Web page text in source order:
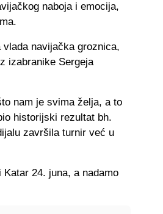
naboja i emocija,
navijačka groznica,
izabranike Sergeja
nam je svima želja, a to
historijski rezultat bh.
završila turnir već u
24. juna, a nadamo